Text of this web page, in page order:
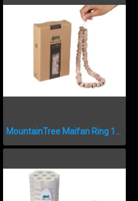
MountainTree Maifan Ring 1L MTF223